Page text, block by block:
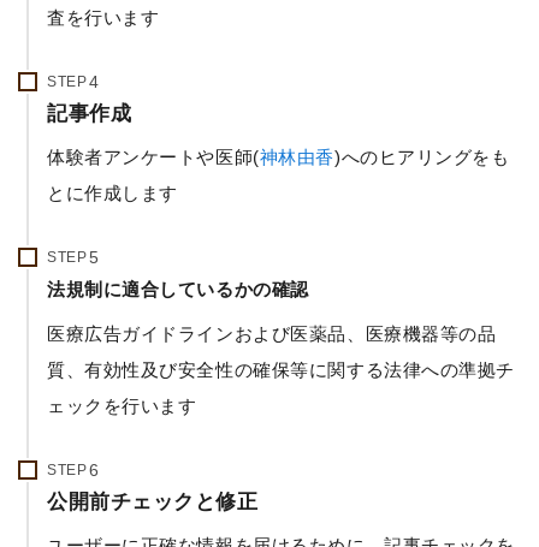
査を行います
STEP
記事作成
体験者アンケートや医師(神林由香)へのヒアリングをも
とに作成します
STEP
法規制に適合しているかの確認
医療広告ガイドラインおよび医薬品、医療機器等の品
質、有効性及び安全性の確保等に関する法律への準拠チ
ェックを行います
STEP
公開前チェックと修正